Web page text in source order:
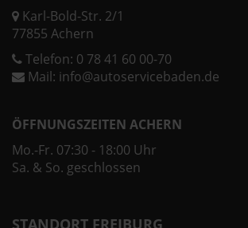
Karl-Bold-Str. 2/1
77855 Achern
Telefon: 0 78 41 60 00-70
Mail: info@autoservicebaden.de
ÖFFNUNGSZEITEN ACHERN
Mo.-Fr. 07:30 - 18:00 Uhr
Sa. & So. geschlossen